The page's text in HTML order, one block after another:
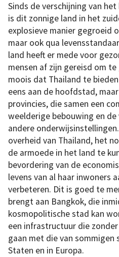
Sinds de verschijning van
is dit zonnige land in het
explosieve manier gegroeid
maar ook qua
land heeft er mede voor
mensen af zijn gereisd om
moois dat Thailand te
eens aan de hoofdstad,
provincies, die samen een
weelderige bebouwing en
andere
overheid van Thailand, het
de armoede in het land te
bevordering van de
levens van al haar inwoners
verbeteren. Dit is goed te
brengt aan Bangkok, die
kosmopolitische stad kan
een infrastructuur die
gaan met die van sommigen
Staten en in Europa.